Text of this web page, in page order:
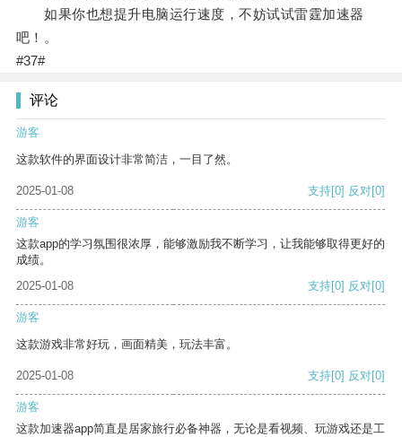
如果你也想提升电脑运行速度，不妨试试雷霆加速器
吧！。
#37#
评论
游客
这款软件的界面设计非常简洁，一目了然。
2025-01-08 支持[0] 反对[0]
游客
这款app的学习氛围很浓厚，能够激励我不断学习，让我能够取得更好的
成绩。
2025-01-08
支持[0] 反对[0]
游客
这款游戏非常好玩，画面精美，玩法丰富。
2025-01-08 支持[0] 反对[0]
游客
这款加速器app简直是居家旅行必备神器，无论是看视频、玩游戏还是工